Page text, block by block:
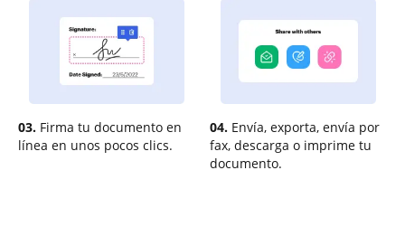
03. Firma tu documento en
línea en unos pocos clics.
04. Envía, exporta, envía por
fax, descarga o imprime tu
documento.